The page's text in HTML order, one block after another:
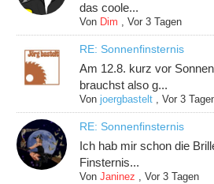
das coole...
Von Dim ,Vor 3 Tagen
RE: Sonnenfinsternis
Am 12.8. kurz vor
brauchst also g...
Vonjoergbastelt ,Vor 3
RE: Sonnenfinsternis
Ich hab mir schon die
Finsternis...
VonJaninez ,Vor 3 Tagen